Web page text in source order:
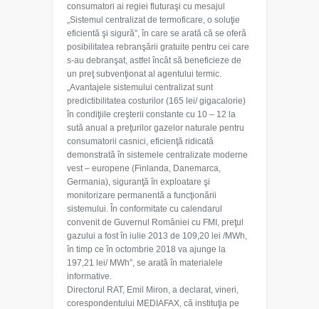
consumatori ai regiei fluturaşi cu mesajul
„Sistemul centralizat de termoficare, o soluţie
eficientă şi sigură”, în care se arată că se oferă
posibilitatea rebranşării gratuite pentru cei care
s-au debranşat, astfel încât să beneficieze de
un preţ subvenţionat al agentului termic.
„Avantajele sistemului centralizat sunt
predictibilitatea costurilor (165 lei/ gigacalorie)
în condiţiile creşterii constante cu 10 – 12 la
sută anual a preţurilor gazelor naturale pentru
consumatorii casnici, eficienţă ridicată
demonstrată în sistemele centralizate moderne
vest – europene (Finlanda, Danemarca,
Germania), siguranţă în exploatare şi
monitorizare permanentă a funcţionării
sistemului. În conformitate cu calendarul
convenit de Guvernul României cu FMI, preţul
gazului a fost în iulie 2013 de 109,20 lei /MWh,
în timp ce în octombrie 2018 va ajunge la
197,21 lei/ MWh”, se arată în materialele
informative.
Directorul RAT, Emil Miron, a declarat, vineri,
corespondentului MEDIAFAX, că instituţia pe